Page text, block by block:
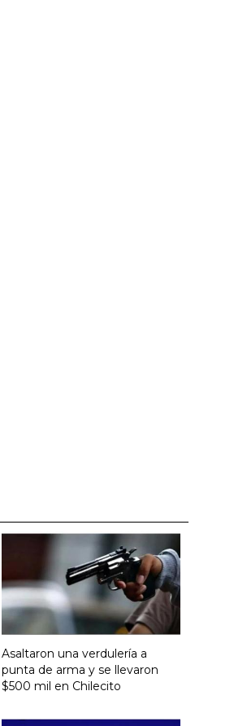
Asaltaron una verdulería a
punta de arma y se llevaron
$500 mil en Chilecito